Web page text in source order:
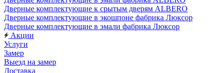
Дверные комплектующие к срытым дверям ALBERO
Дверные комплектующие в экошпоне фабрика Люксор
Дверные комплектующие в эмали фабрика Люксор
Акции
Услуги
Замер
Выезд на замер
Доставка